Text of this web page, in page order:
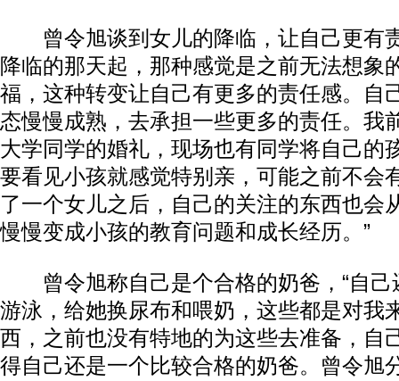
曾令旭谈到女儿的降临，让自己更有
降临的那天起，那种感觉是之前无法想象
福，这种转变让自己有更多的责任感。自
态慢慢成熟，去承担一些更多的责任。我
大学同学的婚礼，现场也有同学将自己的
要看见小孩就感觉特别亲，可能之前不会
了一个女儿之后，自己的关注的东西也会
慢慢变成小孩的教育问题和成长经历。”
曾令旭称自己是个合格的奶爸，“自己
游泳，给她换尿布和喂奶，这些都是对我
西，之前也没有特地的为这些去准备，自
得自己还是一个比较合格的奶爸。曾令旭
动物系恋人啊 | 钟欣潼体验爱情哲学 南